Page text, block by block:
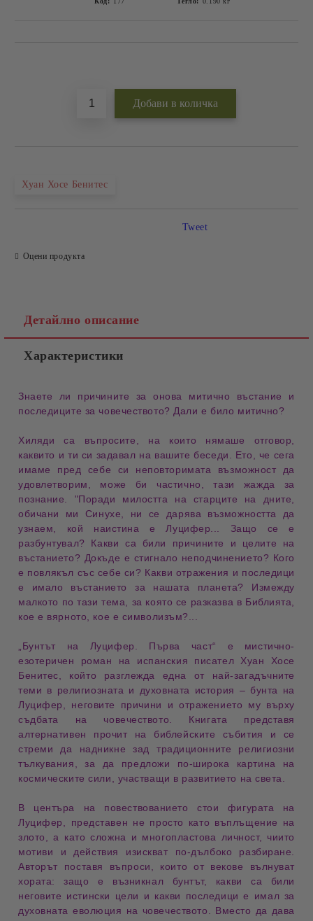
Хуан Хосе Бенитес
Оцени продукта
Tweet
Детайлно описание
Характеристики
Знаете ли причините за онова митично въстание
и
последиците за човечеството? Дали е било митично?
Хиляди са въпросите , на които нямаше отговор
каквито и ти си задавал на вашите беседи. Ето, че сега
имаме пред себе си неповторимата възможност да
удовлетворим, може би частично, тази жажда за
познание . "Поради милостта на старците на дните
обичани ми Синухе, ни се дарява възможността да
узнаем, кой наистина е Луцифер
разбунтувал
въстанието? Докъде е стигнало неподчинението? Кого
е повлякъл със себе си? Какви отражения и последици
е имало въстанието за нашата планета? Измежду
малкото по тази тема, за която се разказва в Библията
кое е вярното, кое е символизъм?...
„Бунтът на Луцифер. Първа част“
е мистично-
езотеричен роман на испанския писател Хуан Хосе
Бенитес , който разглежда една от най-загадъчните
теми в религиозната и духовната история – бунта на
Луцифер
, неговите причини и отражението му върху
съдбата на човечеството. Книгата представя
алтернативен прочит на библейските събития и се
стреми да надникне зад традиционните религиозни
тълкувания, за да предложи по-широка картина на
космическите сили, участващи в развитието на света.
В центъра на повествованието стои фигурата на
Луцифер
, представен не просто като въплъщение на
злото, а като сложна и многопластова личност, чиито
мотиви и действия изискват по-дълбоко разбиране.
Авторът поставя въпроси, които от векове вълнуват
хората:защо е възникнал бунтът, какви са били
неговите истински цели и какви последици е имал за
духовната еволюция на човечеството. Вместо да дава